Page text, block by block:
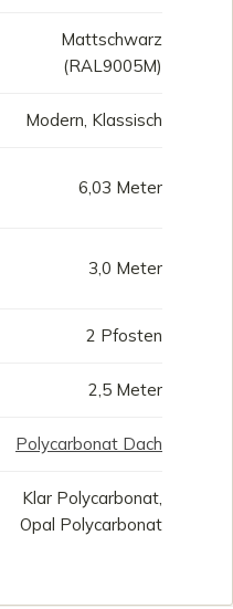
Mattschwarz
(RAL9005M)
Modern, Klassisch
6,03 Meter
3,0 Meter
2 Pfosten
2,5 Meter
Polycarbonat Dach
Klar Polycarbonat,
Opal Polycarbonat